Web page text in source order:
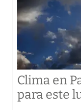
Clima en
para este